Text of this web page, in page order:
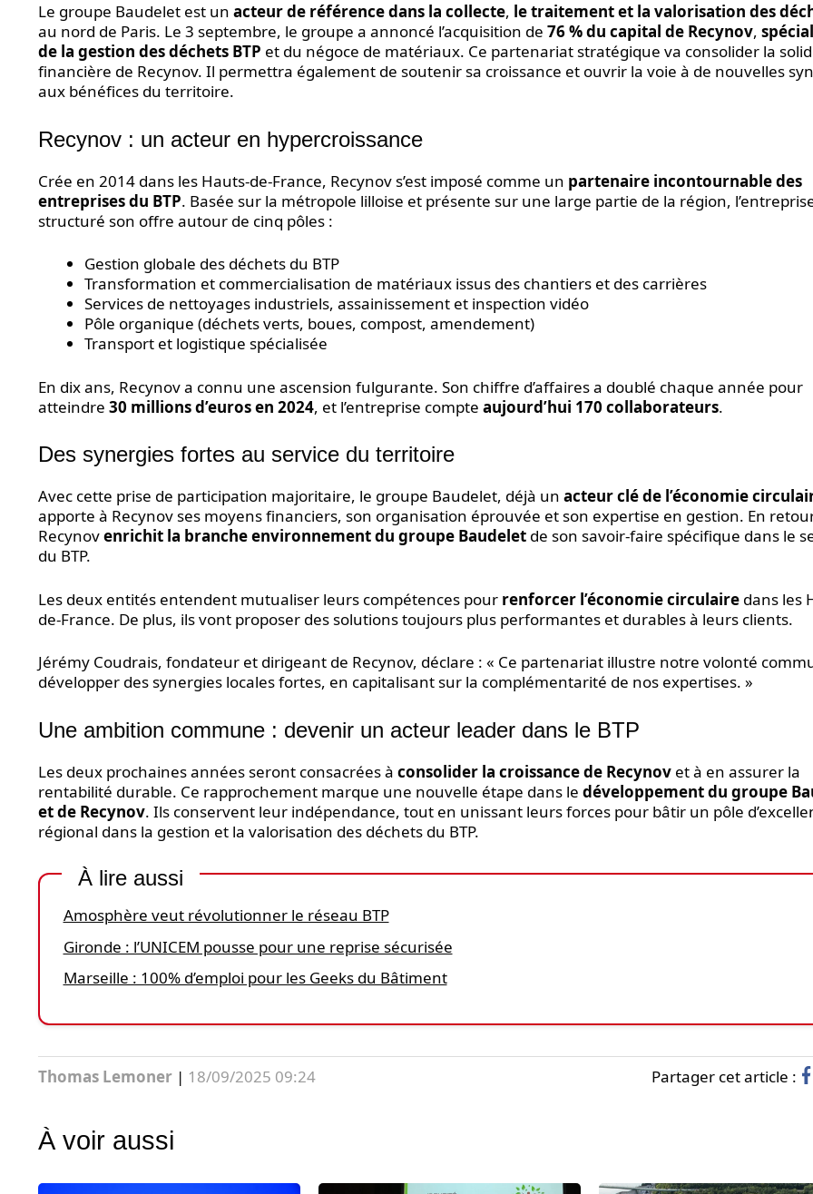
Le groupe Baudelet est un acteur de référence dans la collecte, le traitement et la valorisation des
au nord de Paris. Le 3 septembre, le groupe a annoncé l’acquisition de 76 % du capital de Recynov,
de la gestion des déchets BTP et du négoce de matériaux. Ce partenariat stratégique va consolider la
financière de Recynov. Il permettra également de soutenir sa croissance et ouvrir la voie à de nouvelles
aux bénéfices du territoire.
Recynov : un acteur en hypercroissance
Crée en 2014 dans les Hauts-de-France, Recynov s’est imposé comme un partenaire incontournable des
entreprises du BTP. Basée sur la métropole lilloise et présente sur une large partie de la région,
structuré son offre autour de cinq pôles :
Gestion globale des déchets du BTP
Transformation et commercialisation de matériaux issus des chantiers et des carrières
Services de nettoyages industriels, assainissement et inspection vidéo
Pôle organique (déchets verts, boues, compost, amendement)
Transport et logistique spécialisée
En dix ans, Recynov a connu une ascension fulgurante. Son chiffre d’affaires a doublé chaque année pour
atteindre 30 millions d’euros en 2024, et l’entreprise compte aujourd’hui 170 collaborateurs.
Des synergies fortes au service du territoire
Avec cette prise de participation majoritaire, le groupe Baudelet, déjà un acteur clé de l’économie
apporte à Recynov ses moyens financiers, son organisation éprouvée et son expertise en gestion. En
Recynovenrichit la branche environnement du groupe Baudelet de son savoir-faire spécifique dans le
du BTP.
Les deux entités entendent mutualiser leurs compétences pour renforcer l’économie circulaire dans les
de-France. De plus, ils vont proposer des solutions toujours plus performantes et durables à leurs clients.
Jérémy Coudrais, fondateur et dirigeant de Recynov, déclare : « Ce partenariat illustre notre volonté
développer des synergies locales fortes, en capitalisant sur la complémentarité de nos expertises. »
Une ambition commune : devenir un acteur leader dans le BTP
Les deux prochaines années seront consacrées à consolider la croissance de Recynov et à en assurer la
rentabilité durable. Ce rapprochement marque une nouvelle étape dans le développement du groupe
et de Recynov. Ils conservent leur indépendance, tout en unissant leurs forces pour bâtir un pôle
régional dans la gestion et la valorisation des déchets du BTP.
À lire aussi
Amosphère veut révolutionner le réseau BTP
Gironde : l’UNICEM pousse pour une reprise sécurisée
Marseille : 100% d’emploi pour les Geeks du Bâtiment
Thomas Lemoner | 18/09/2025 09:24 Partager cet article :
À voir aussi